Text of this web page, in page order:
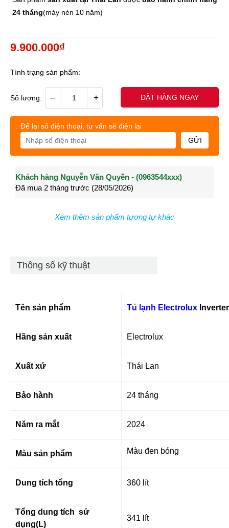
24 tháng(máy nén 10 năm)
9.900.000₫
Tình trạng sản phẩm:
Số lượng: – + ĐẶT HÀNG NGAY
Để lại số điện thoại, tư vấn sẽ điện lại
GỬI
Khách hàng Nguyễn Văn Quyền - (0963544xxx)
Đã mua 2 tháng trước (28/05/2026)
Khách hàng Nguyễn Thành Long - (0902021xxx)
Đã mua 3 tháng trước (27/04/2026)
Xem thêm sản phẩm tương tự khác
Thông số kỹ thuật
Tên sản phẩm Tủ lạnh Electrolux
Hãng sản xuất Electrolux
Xuất xứ Thái Lan
Bảo hành 24 tháng
Năm ra mắt 2024
Màu sản phẩm Màu đen bóng
Dung tích tổng 360 lít
Tổng dung tích sử
dụng(L)
341 lít